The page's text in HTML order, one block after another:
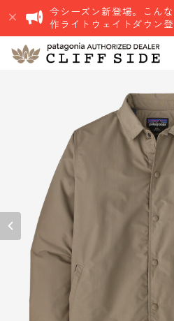
今シーズン新登場。こん
作ライトウェイトダウン